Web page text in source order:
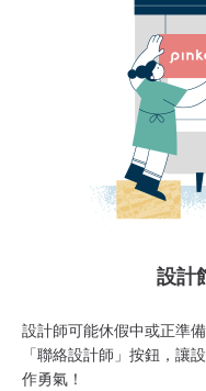
設計
設計師可能休假中或正準
「聯絡設計師」按鈕，讓
作勇氣！